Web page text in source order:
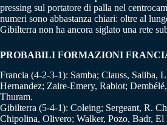
pressing sul portatore di palla nel
numeri sono abbastanza chiari: oltre al
Gibilterra non ha ancora siglato una rete
PROBABILI FORMAZIONI
Francia (4-2-3-1): Samba; Clauss, Saliba,
Hernandez; Zaire-Emery, Rabiot;
Thuram.
Gibilterra (5-4-1): Coleing; Sergeant, R.
Chipolina, Olivero; Walker, Pozo, Badr,